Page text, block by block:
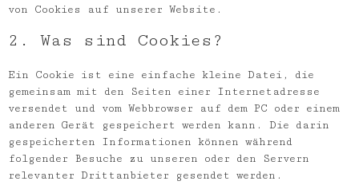
von Cookies auf unserer Website.
2. Was sind Cookies?
Ein Cookie ist eine einfache kleine Datei, die
gemeinsam mit den Seiten einer Internetadresse
versendet und vom Webbrowser auf dem PC oder einem
anderen Gerät gespeichert werden kann. Die darin
gespeicherten Informationen können während
folgender Besuche zu unseren oder den Servern
relevanter Drittanbieter gesendet werden.